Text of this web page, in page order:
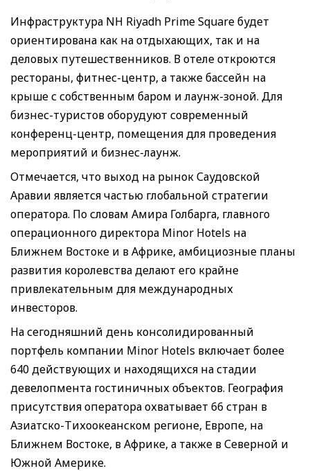
Инфраструктура NH Riyadh Prime Square будет
ориентирована как на отдыхающих, так и на
деловых путешественников. В отеле откроются
рестораны, фитнес-центр, а также бассейн на
крыше с собственным баром и лаунж-зоной. Для
бизнес-туристов оборудуют современный
конференц-центр, помещения для проведения
мероприятий и бизнес-лаунж.
Отмечается, что выход на рынок Саудовской
Аравии является частью глобальной стратегии
оператора. По словам Амира Голбарга, главного
операционного директора Minor Hotels на
Ближнем Востоке и в Африке, амбициозные планы
развития королевства делают его крайне
привлекательным для международных
инвесторов.
На сегодняшний день консолидированный
портфель компании Minor Hotels включает более
640 действующих и находящихся на стадии
девелопмента гостиничных объектов. География
присутствия оператора охватывает 66 стран в
Азиатско-Тихоокеанском регионе, Европе, на
Ближнем Востоке, в Африке, а также в Северной и
Южной Америке.